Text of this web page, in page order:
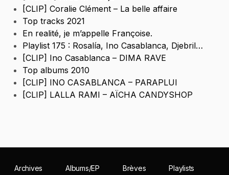
[CLIP] Coralie Clément – La belle affaire
Top tracks 2021
En realité, je m’appelle Françoise.
Playlist 175 : Rosalía, Ino Casablanca, Djebril…
[CLIP] Ino Casablanca – DIMA RAVE
Top albums 2010
[CLIP] INO CASABLANCA – PARAPLUI
[CLIP] LALLA RAMI – AÏCHA CANDYSHOP
Archives Albums/EP Brèves
Playlists